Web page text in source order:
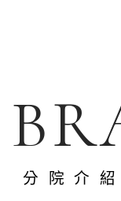
分院介紹